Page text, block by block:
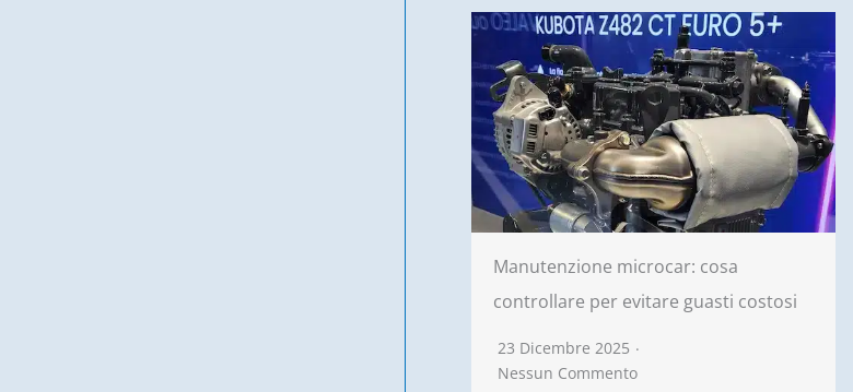
Manutenzione microcar: cosa
controllare per evitare guasti costosi
23 Dicembre 2025
Nessun Commento